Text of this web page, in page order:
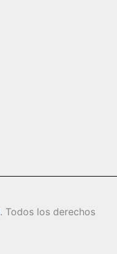
. Todos los derechos